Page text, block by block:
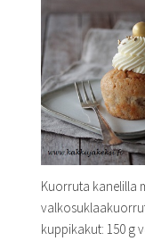
Kuorruta kanelilla
kuppikakut: 150 g